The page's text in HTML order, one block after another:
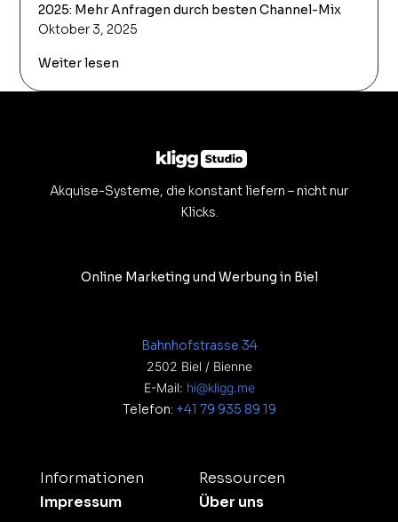
2025: Mehr Anfragen durch besten Channel-Mix
Oktober 3, 2025
Weiter lesen
Akquise-Systeme, die konstant liefern – nicht nur
Klicks.
Online Marketing und Werbung in Biel
Bahnhofstrasse 34
2502 Biel / Bienne
E-Mail: hi@kligg.me
Telefon: +41 79 935 89 19
Informationen
Impressum
Ressourcen
Über uns